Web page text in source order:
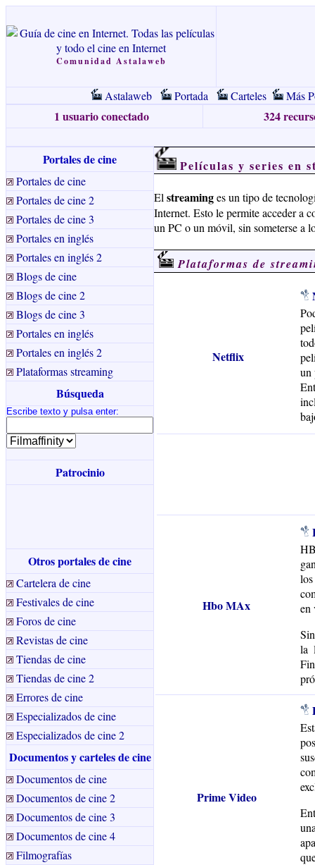
Comunidad Astalaweb
Astalaweb Portada Carteles Más
1 usuario conectado 324
Portales de cine
Portales de cine
Portales de cine 2
Portales de cine 3
Portales en inglés
Portales en inglés 2
Blogs de cine
Blogs de cine 2
Blogs de cine 3
Portales en inglés
Portales en inglés 2
Plataformas streaming
Búsqueda
Escribe texto y pulsa enter:
Patrocinio
Otros portales de cine
Cartelera de cine
Festivales de cine
Foros de cine
Revistas de cine
Tiendas de cine
Tiendas de cine 2
Errores de cine
Especializados de cine
Especializados de cine 2
Documentos y carteles de cine
Documentos de cine
Documentos de cine 2
Documentos de cine 3
Documentos de cine 4
Filmografías
Películas y series en
El streaminges un tipo de
Internet. Esto le permite acceder a
un PC o un móvil, sin someterse a
Plataformas de
Netflix
un
Hbo MAx
en
la
Prime Video